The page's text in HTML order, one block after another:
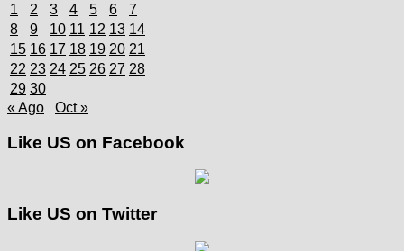
1
2 3 4 5 6
7
8
9 10 11 12 13 14
15 16 17 18 19 20 21
22 23 24 25 26 27 28
29 30
« Ago
Oct »
Like US on Facebook
Like US on Twitter